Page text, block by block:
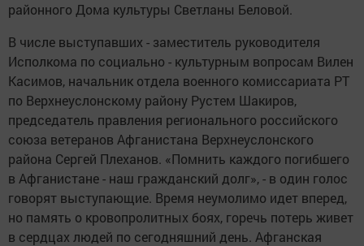
районного Дома культуры Светланы Беловой.
В числе выступавших - заместитель руководителя
Исполкома по социально - культурным вопросам Вилен
Касимов, начальник отдела военного комиссариата РТ
по Верхнеуслонскому району Рустем Шакиров,
председатель правления регионального российского
союза ветеранов Афганистана Верхнеуслонского
района Сергей Плеханов. «Помнить каждого погибшего
в Афганистане - наш гражданский долг», - в один голос
говорят выступающие. Время неумолимо идет вперед,
но память о кровопролитных боях, горечь потерь живет
в сердцах людей по сегодняшний день. Афганская